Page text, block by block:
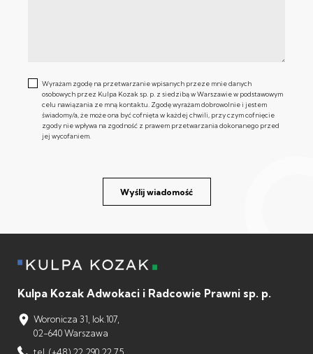
Wyrażam zgodę na przetwarzanie wpisanych przeze mnie danych
osobowych przez Kulpa Kozak sp. p. z siedzibą w Warszawie w podstawowym
celu nawiązania ze mną kontaktu. Zgodę wyrażam dobrowolnie i jestem
świadomy/a, że może ona być cofnięta w każdej chwili, przy czym cofnięcie
zgody nie wpływa na zgodność z prawem przetwarzania dokonanego przed
jej wycofaniem.
Wyślij wiadomość
Kulpa Kozak Adwokaci i Radcowie Prawni sp. p.
Woronicza 31, lok.107,
02-640 Warszawa